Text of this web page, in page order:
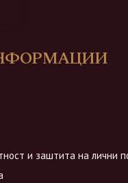
и заштита на лични